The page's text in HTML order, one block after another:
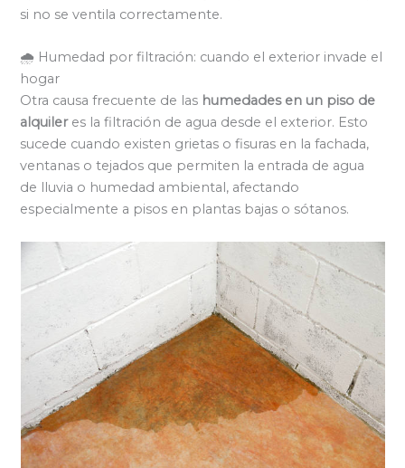
si no se ventila correctamente.
🌧️ Humedad por filtración: cuando el exterior invade el
hogar
Otra causa frecuente de las humedades en un piso de
alquileres la filtración de agua desde el exterior. Esto
sucede cuando existen grietas o fisuras en la fachada,
ventanas o tejados que permiten la entrada de agua
de lluvia o humedad ambiental, afectando
especialmente a pisos en plantas bajas o sótanos.